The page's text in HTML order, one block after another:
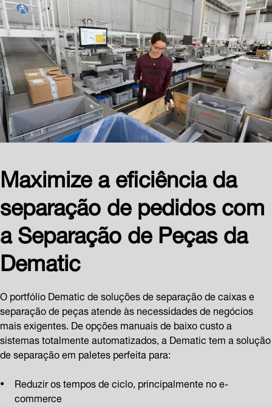
Maximize a eficiência da
separação de pedidos com
a Separação de Peças da
Dematic
O portfólio Dematic de soluções de separação de caixas e
separação de peças atende às necessidades de negócios
mais exigentes. De opções manuais de baixo custo a
sistemas totalmente automatizados, a Dematic tem a solução
de separação em paletes perfeita para:
Reduzir os tempos de ciclo, principalmente no e-
commerce